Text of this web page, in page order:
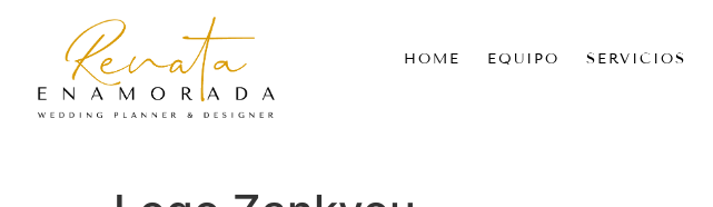
HOME EQUIPO SERVICIOS